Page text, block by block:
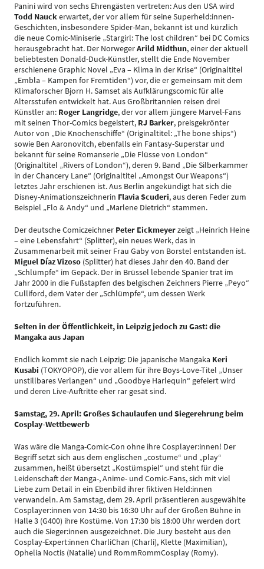
Panini wird von sechs Ehrengästen vertreten: Aus den USA wird
Todd Nauckerwartet, der vor allem für seine Superheld:innen-
Geschichten, insbesondere Spider-Man, bekannt ist und kürzlich
die neue Comic-Miniserie „Stargirl: The lost children“ bei DC Comics
herausgebracht hat. Der NorwegerArild Midthun, einer der aktuell
beliebtesten Donald-Duck-Künstler, stellt die Ende November
erschienene Graphic Novel „Eva – Klima in der Krise“ (Originaltitel
„Embla – Kampen for Fremtiden“) vor, die er gemeinsam mit dem
Klimaforscher Bjorn H. Samset als Aufklärungscomic für alle
Altersstufen entwickelt hat. Aus Großbritannien reisen drei
Künstler an: Roger Langridge, der vor allem jüngere Marvel-Fans
mit seinen Thor-Comics begeistert, RJ Barker, preisgekrönter
Autor von „Die Knochenschiffe“ (Originaltitel: „The bone ships“)
sowie Ben Aaronovitch, ebenfalls ein Fantasy-Superstar und
bekannt für seine Romanserie „Die Flüsse von London“
(Originaltitel „Rivers of London“), deren 9. Band „Die Silberkammer
in der Chancery Lane“ (Originaltitel „Amongst Our Weapons“)
letztes Jahr erschienen ist. Aus Berlin angekündigt hat sich die
Disney-Animationszeichnerin Flavia Scuderi, aus deren Feder zum
Beispiel „Flo & Andy“ und „Marlene Dietrich“ stammen.
Der deutsche Comiczeichner Peter Eickmeyerzeigt „Heinrich Heine
– eine Lebensfahrt“ (Splitter), ein neues Werk, das in
Zusammenarbeit mit seiner Frau Gaby von Borstel entstanden ist.
Miguel Díaz Vizoso (Splitter) hat dieses Jahr den 40. Band der
„Schlümpfe“ im Gepäck. Der in Brüssel lebende Spanier trat im
Jahr 2000 in die Fußstapfen des belgischen Zeichners Pierre „Peyo“
Culliford, dem Vater der „Schlümpfe“, um dessen Werk
fortzuführen.
Selten in der Öffentlichkeit, in Leipzig jedoch zu Gast: die
Mangaka aus Japan
Endlich kommt sie nach Leipzig: Die japanische Mangaka Keri
Kusabi (TOKYOPOP), die vor allem für ihre Boys-Love-Titel „Unser
unstillbares Verlangen“ und „Goodbye Harlequin“ gefeiert wird
und deren Live-Auftritte eher rar gesät sind.
Samstag, 29. April: Großes Schaulaufen und Siegerehrung beim
Cosplay-Wettbewerb
Was wäre die Manga-Comic-Con ohne ihre Cosplayer:innen! Der
Begriff setzt sich aus dem englischen „costume“ und „play“
zusammen, heißt übersetzt „Kostümspiel“ und steht für die
Leidenschaft der Manga-, Anime- und Comic-Fans, sich mit viel
Liebe zum Detail in ein Ebenbild ihrer fiktiven Held:innen
verwandeln. Am Samstag, dem 29. April präsentieren ausgewählte
Cosplayer:innen von 14:30 bis 16:30 Uhr auf der Großen Bühne in
Halle 3 (G400) ihre Kostüme. Von 17:30 bis 18:00 Uhr werden dort
auch die Sieger:innen ausgezeichnet. Die Jury besteht aus den
Cosplay-Expert:innen CharliChan (Charli), Klette (Maximilian),
Ophelia Noctis (Natalie) und RommRommCosplay (Romy).